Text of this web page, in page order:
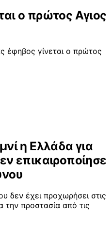
ο πρώτος Αγιος
έφηβος γίνεται ο πρώτος
η Ελλάδα για
επικαιροποίησε
δεν έχει προχωρήσει στις
την προστασία από τις